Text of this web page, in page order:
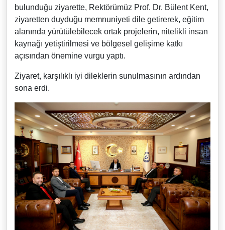
bulunduğu ziyarette, Rektörümüz Prof. Dr. Bülent Kent,
ziyaretten duyduğu memnuniyeti dile getirerek, eğitim
alanında yürütülebilecek ortak projelerin, nitelikli insan
kaynağı yetiştirilmesi ve bölgesel gelişime katkı
açısından önemine vurgu yaptı.
Ziyaret, karşılıklı iyi dileklerin sunulmasının ardından
sona erdi.